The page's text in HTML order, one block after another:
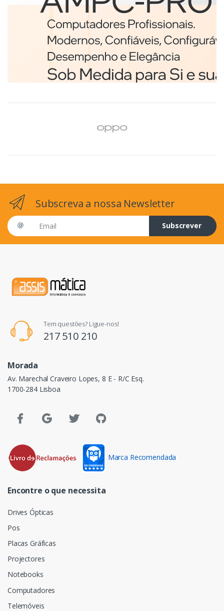
Brother BCS-1J074102-121
etiqueta para impressão
Branco
€98,75
Subscreva a nossa Newsletter
Email address
Subscrever
Tem questões? Ligue-nos!
217 510 210
Morada
Av. Marechal Craveiro Lopes, 8 E - R/C Esq.
1700-284 Lisboa
Marca Recomendada
Encontre o que necessita
Drives Ópticas
Pos
Placas Gráficas
Projectores
Notebooks
Computadores
Telemóveis